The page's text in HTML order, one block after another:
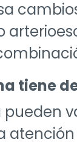
tiene